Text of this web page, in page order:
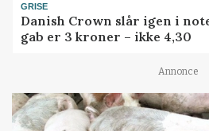
GRISE
Danish Crown slår igen i
gab er 3 kroner – ikke 4,30
Annonce